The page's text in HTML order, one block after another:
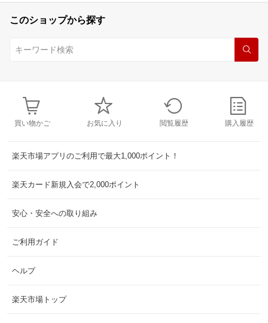
このショップから探す
買い物かご お気に入り 閲覧履歴 購入履歴
楽天市場アプリのご利用で最大1,000ポイント！
楽天カード新規入会で2,000ポイント
安心・安全への取り組み
ご利用ガイド
ヘルプ
楽天市場トップ